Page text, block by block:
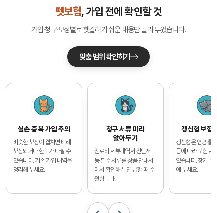
펫보험, 가입 전에 확인할 것
가입·청구·보장별로 헷갈리기 쉬운 내용만 골라 두었습니다.
맞춤 범위 확인하기
실손·중복 가입 주의
비슷한 보장이 겹치면 비례
보상되거나 한도가 나뉠 수
있습니다. 기존 가입 내역을
정리해 두세요.
청구 서류 미리
알아두기
진료비 세부내역서·진단서
등 필수 서류를 상품 안내서
에서 확인해 두면 급할 때 수
월합니다.
갱신형 보험
갱신형은 연령·클
등에 따라 보험료
있습니다. 장기 부
에 두세요.